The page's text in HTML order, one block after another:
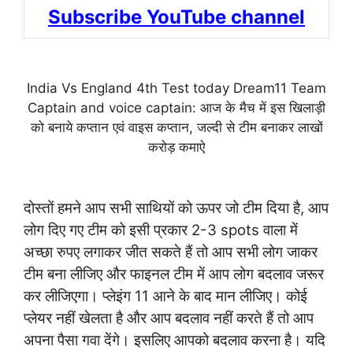
Subscribe YouTube channel
India Vs England 4th Test today Dream11 Team
Captain and voice captain: आज के मैच में इस खिलाड़ी
को बनाये कप्तान एवं वाइस कप्तान, जल्दी से टीम बनाकर लाखों
करोड़ कमाऐ
दोस्तों हमने आप सभी साथियों को ऊपर जो टीम दिया है, आप
लोग दिए गए टीम को इसी प्रकार 2-3 spots वाला में
अच्छा रुपए लगाकर जीत सकते हैं तो आप सभी लोग जाकर
टीम बना लीजिए और फाइनल टीम में आप लोग बदलाव जरूर
कर लीजिएगा। प्लेइंग 11 आने के बाद मान लीजिए। कोई
प्लेयर नहीं खेलता है और आप बदलाव नहीं करते हैं तो आप
अपना पैसा गवा देंगे। इसलिए आपको बदलाव करना है। यदि